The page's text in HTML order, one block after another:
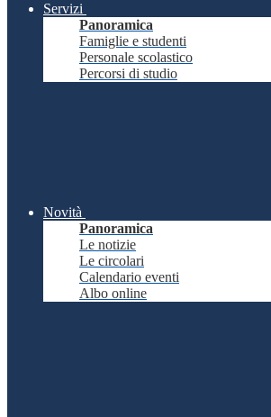
Servizi
Panoramica
Famiglie e studenti
Personale scolastico
Percorsi di studio
Novità
Panoramica
Le notizie
Le circolari
Calendario eventi
Albo online